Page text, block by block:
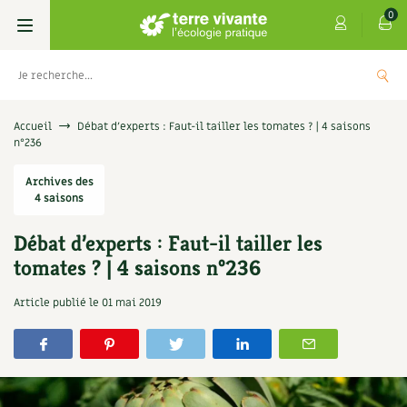
0
Livres
Techniques de jardinage
Verger, arbres
Petit élevage
Aménagement jardin
Se réabonner
Offrir un abonnement
Les numéros
4 saisons
Graines, semences
Potagères
Aromatiques
Florales
Cartes cadeau
Centre Terre vivante
Découvrir le Centre
Visiter en famille, entre amis
Infos & conseils
Jardin bio
Parole libre
Accueil
Débat d’experts : Faut-il tailler les tomates ? | 4 saisons
n°236
Archives des
4 saisons
Débat d’experts : Faut-il tailler les
tomates ? | 4 saisons n°236
Article publié le 01 mai 2019
Les antisèches de Terre vivante : Les
tisanes qui soignent
9,90€ + AJOUTER